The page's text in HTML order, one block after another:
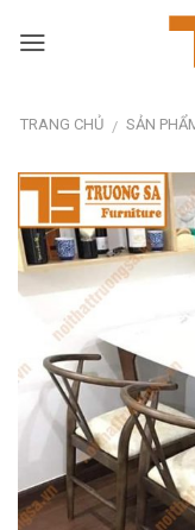
TRANG CHỦ / SẢN